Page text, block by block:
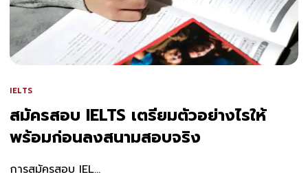
IELTS
สมัครสอบ IELTS เตรียมตัวอย่างไรให้
พร้อมก่อนลงสนามสอบจริง
การสมัครสอบ IEL...